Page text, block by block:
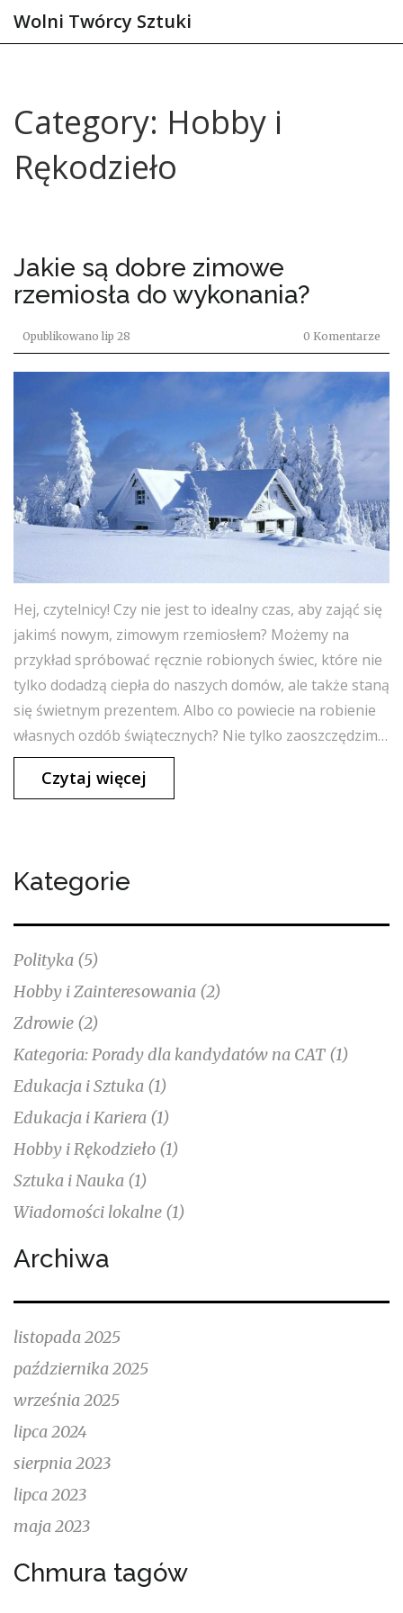
Wolni Twórcy Sztuki
Category: Hobby i
Rękodzieło
Jakie są dobre zimowe
rzemiosła do wykonania?
Opublikowano lip 28 0 Komentarze
Hej, czytelnicy! Czy nie jest to idealny czas, aby zająć się
jakimś nowym, zimowym rzemiosłem? Możemy na
przykład spróbować ręcznie robionych świec, które nie
tylko dodadzą ciepła do naszych domów, ale także staną
się świetnym prezentem. Albo co powiecie na robienie
własnych ozdób świątecznych? Nie tylko zaoszczędzimy
trochę pieniędzy, ale także spędzimy kreatywnie czas. A
jeśli szukasz czegoś dla siebie, to może robótki na
Czytaj więcej
Kategorie
Polityka (5)
Hobby i Zainteresowania (2)
Zdrowie (2)
Kategoria: Porady dla kandydatów na CAT (1)
Edukacja i Sztuka (1)
Edukacja i Kariera (1)
Hobby i Rękodzieło (1)
Sztuka i Nauka (1)
Wiadomości lokalne (1)
Archiwa
listopada 2025
października 2025
września 2025
lipca 2024
sierpnia 2023
lipca 2023
maja 2023
Chmura tagów